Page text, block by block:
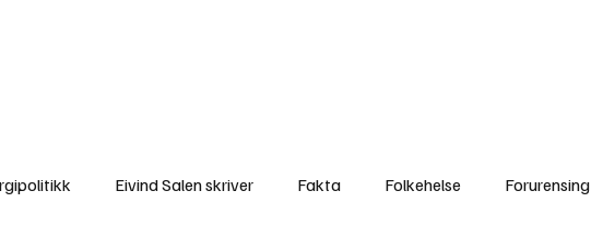
Eivind Salen skriver Fakta Folkehelse Forurensing